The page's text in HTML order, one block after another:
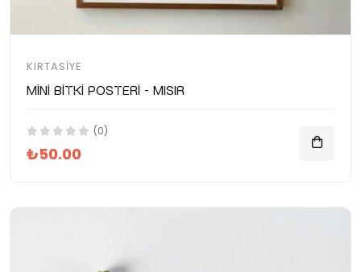
KIRTASIYE
Mini Bitki Posteri - Mısır
(0)
₺50.00